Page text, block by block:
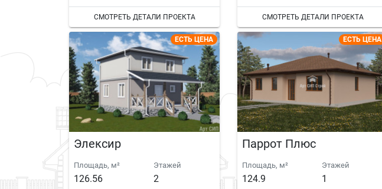
СМОТРЕТЬ ДЕТАЛИ ПРОЕКТА СМОТРЕТЬ ДЕТАЛИ ПРОЕКТА
ЕСТЬ ЦЕНА
Элексир
Площадь, м²
126.56
Этажей
2
ЕСТЬ ЦЕНА
Паррот Плюс
Площадь, м²
124.9
Этажей
1